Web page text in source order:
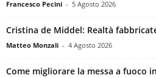
Francesco Pecini - 5 Agosto 2026
Cristina de Middel: Realtà
Matteo Monzali - 4 Agosto 2026
Come migliorare la messa a fuoco